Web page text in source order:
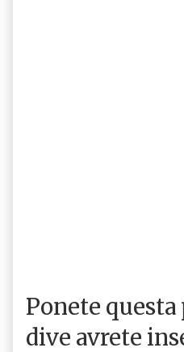
Ponete
dive avrete